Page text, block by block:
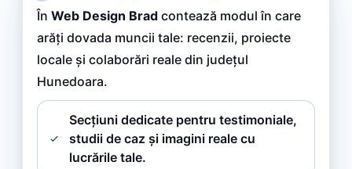
În Web Design Brad contează modul în care
arăți dovada muncii tale: recenzii, proiecte
locale și colaborări reale din județul
Hunedoara.
Secțiuni dedicate pentru testimoniale,
studii de caz și imagini reale cu
lucrările tale.